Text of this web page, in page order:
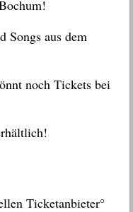
Songs aus dem
noch Tickets bei
Ticketanbieter°